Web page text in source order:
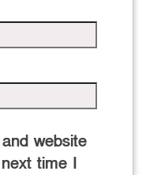
website
time I